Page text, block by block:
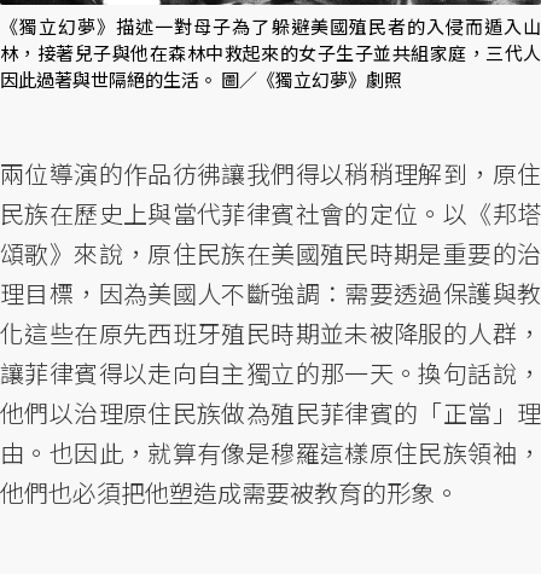
《獨立幻夢》描述一對母子為了躲避美國殖民者的入侵而遁入山
林，接著兒子與他在森林中救起來的女子生子並共組家庭，三代人
因此過著與世隔絕的生活。 圖／《獨立幻夢》劇照
兩位導演的作品彷彿讓我們得以稍稍理解到，原住
民族在歷史上與當代菲律賓社會的定位。以《邦塔
頌歌》來說，原住民族在美國殖民時期是重要的治
理目標，因為美國人不斷強調：需要透過保護與教
化這些在原先西班牙殖民時期並未被降服的人群，
讓菲律賓得以走向自主獨立的那一天。換句話說，
他們以治理原住民族做為殖民菲律賓的「正當」理
由。也因此，就算有像是穆羅這樣原住民族領袖，
他們也必須把他塑造成需要被教育的形象。